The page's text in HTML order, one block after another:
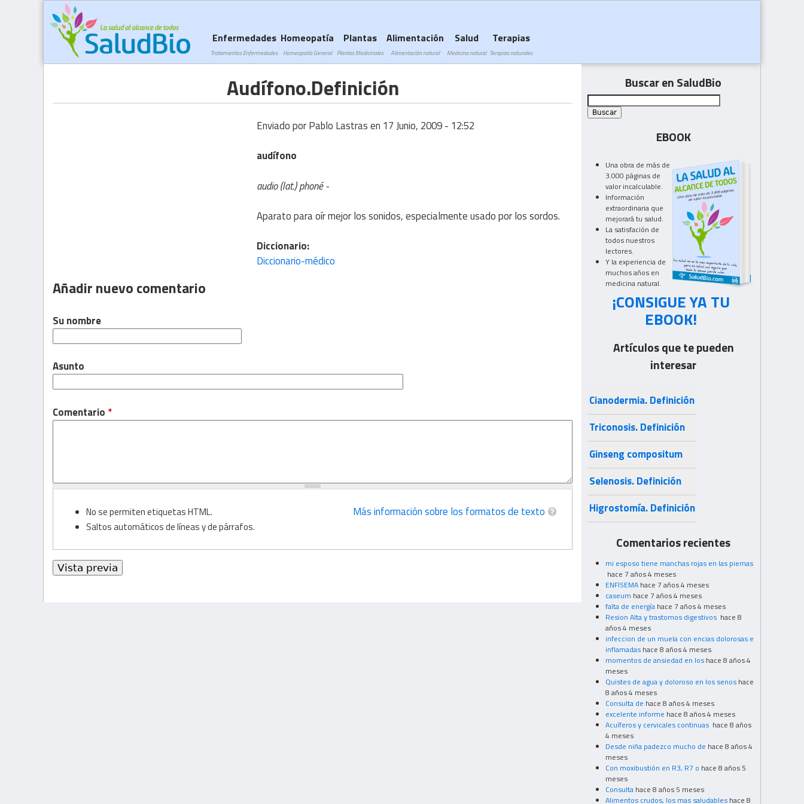
Audífono.Definición
Enviado porPablo Lastrasen 17 Junio, 2009 - 12:52
audífono
audio (lat.) phoné -
Aparato para oír mejor los sonidos, especialmente usado por los sordos.
Diccionario:
Diccionario-médico
Añadir nuevo comentario
Su nombre
Asunto
Comentario *
Más información sobre los formatos de texto
No se permiten etiquetas HTML.
Saltos automáticos de líneas y de párrafos.
Enfermedades
Tratamientos Enfermedades
Homeopatía
Homeopatía General
Plantas
Plantas Medicinales
Alimentación
Alimentación natural
Salud
Medicina natural
Terapias
Terapias naturales
Buscar en SaludBio
EBOOK
Una obra de más de
3.000 páginas de
valor incalculable.
Información
extraordinaria que
mejorará tu salud.
La satisfación de
todos nuestros
lectores.
Y la experiencia de
muchos años en
medicina natural.
¡CONSIGUE YA TU
EBOOK!
Artículos que te pueden
interesar
Cianodermia. Definición
Triconosis. Definición
Ginseng compositum
Selenosis. Definición
Higrostomía. Definición
Comentarios recientes
mi esposo tiene manchas rojas en las piernas
hace 7 años 4 meses
ENFISEMA hace 7 años 4 meses
caseum hace 7 años 4 meses
falta de energía hace 7 años 4 meses
Resion Alta y trastornos digestivos hace 8
años 4 meses
infeccion de un muela con encias dolorosas e
inflamadas hace 8 años 4 meses
momentos de ansiedad en los hace 8 años 4
meses
Quistes de agua y doloroso en los senos hace
8 años 4 meses
Consulta de hace 8 años 4 meses
excelente informe hace 8 años 4 meses
Acuíferos y cervicales continuas hace 8 años
4 meses
Desde niña padezco mucho de hace 8 años 4
meses
Con moxibustión en R3, R7 o hace 8 años 5
meses
Consulta hace 8 años 5 meses
Alimentos crudos, los mas saludables hace 8